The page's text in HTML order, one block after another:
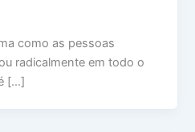
como as pessoas
radicalmente em todo o
[…]